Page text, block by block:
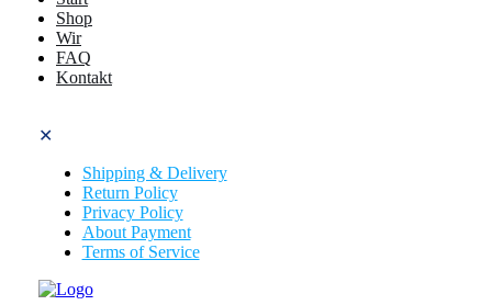
Shop
Wir
FAQ
Kontakt
✕
Shipping & Delivery
Return Policy
Privacy Policy
About Payment
Terms of Service